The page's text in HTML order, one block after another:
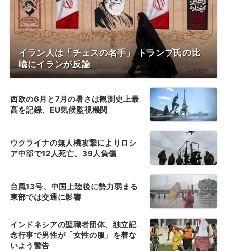
イラン人は「チェスの名手」 トランプ氏の比
喩にイランが反論
西欧の6月と7月の暑さは観測史上最
高を記録、EU気候監視機関
ウクライナの無人機攻撃によりロシ
ア中部で12人死亡、39人負傷
台風13号、中国上陸後に勢力弱まる
東部では交通に影響
インドネシアの聖職者団体、独立記
念行事で男性が「女性の服」を着な
いよう警告